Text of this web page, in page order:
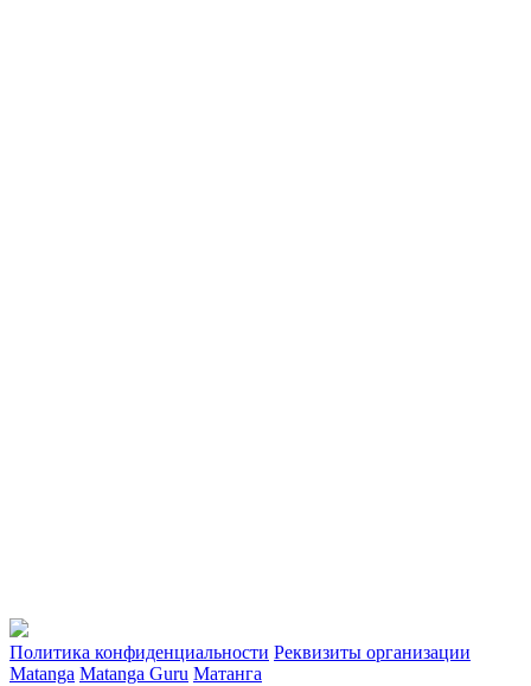
Политика конфиденциальности Реквизиты организации
Matanga Matanga Guru Матанга